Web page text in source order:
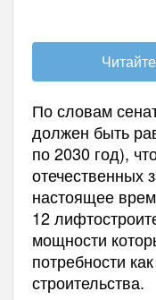
По словам
должен быть
по 2030 год),
отечественных
настоящее
12
мощности
потребности
строительства.